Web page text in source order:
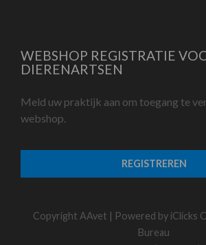
WEBSHOP REGISTRATIE
DIERENARTSEN
Meld uw praktijk aan om toegang te
webshop.
REGISTREREN
Copyright AAvet | Powered by iClicks
Bureau